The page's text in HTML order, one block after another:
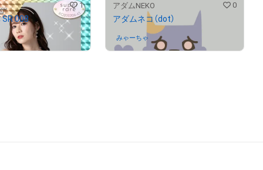
# 89/1000
1
SR 008
さんが保有中
アダムNEKO 0
アダムネコ（dot）
みゃーちゃ さんが保有中